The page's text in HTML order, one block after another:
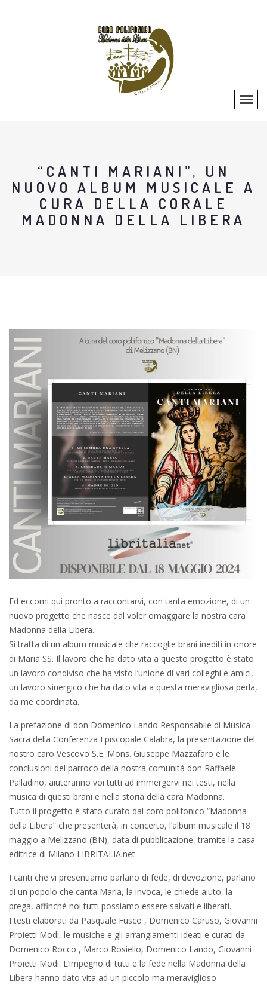
“CANTI MARIANI”, UN
NUOVO ALBUM MUSICALE A
CURA DELLA CORALE
MADONNA DELLA LIBERA
Ed eccomi qui pronto a raccontarvi, con tanta emozione, di un
nuovo progetto che nasce dal voler omaggiare la nostra cara
Madonna della Libera.
Si tratta di un album musicale che raccoglie brani inediti in onore
di Maria SS. Il lavoro che ha dato vita a questo progetto è stato
un lavoro condiviso che ha visto l’unione di vari colleghi e amici,
un lavoro sinergico che ha dato vita a questa meravigliosa perla,
da me coordinata.
La prefazione di don Domenico Lando Responsabile di Musica
Sacra della Conferenza Episcopale Calabra, la presentazione del
nostro caro Vescovo S.E. Mons. Giuseppe Mazzafaro e le
conclusioni del parroco della nostra comunità don Raffaele
Palladino, aiuteranno voi tutti ad immergervi nei testi, nella
musica di questi brani e nella storia della cara Madonna.
Tutto il progetto è stato curato dal coro polifonico “Madonna
della Libera” che presenterà, in concerto, l’album musicale il 18
maggio a Melizzano (BN), data di pubblicazione, tramite la casa
editrice di Milano LIBRITALIA.net
I canti che vi presentiamo parlano di fede, di devozione, parlano
di un popolo che canta Maria, la invoca, le chiede aiuto, la
prega, affinché noi tutti possiamo essere salvati e liberati.
I testi elaborati da Pasquale Fusco , Domenico Caruso, Giovanni
Proietti Modi, le musiche e gli arrangiamenti ideati e curati da
Domenico Rocco , Marco Rosiello, Domenico Lando, Giovanni
Proietti Modi. L’impegno di tutti e la fede nella Madonna della
Libera hanno dato vita ad un piccolo ma meraviglioso